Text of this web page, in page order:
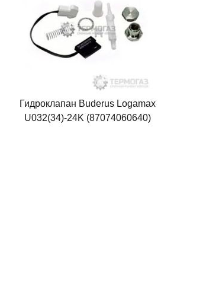
Гидроклапан Buderus Logamax
U032(34)-24K (87074060640)